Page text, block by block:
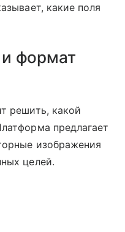
какие поля
формат
решить, какой
предлагает
изображения
целей.